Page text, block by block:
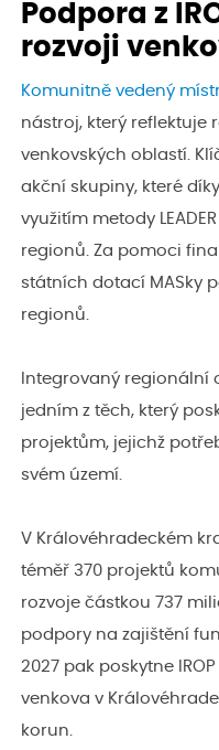
Podpora z
rozvoji
Komunitně vedený
nástroj, který reflektuje
venkovských oblastí.
akční skupiny, které
využitím metody
regionů. Za pomoci
státních dotací MASky
regionů.
Integrovaný regionální
jedním z těch, který
projektům, jejichž
svém území.
V Královéhradeckém
téměř 370 projektů
rozvoje částkou 737
podpory na zajištění
2027 pak poskytne
venkova v
korun.